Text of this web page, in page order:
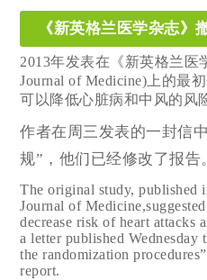
《新英格兰医学杂志》
2013年发表在《新英格兰医
Journal of Medicine)上的最
可以降低心脏病和中风的风
作者在周三发表的一封信
规”，他们已经修改了报告
The original study, published
Journal of
decrease risk of heart attacks
a letter published Wednesday
the randomization
report.